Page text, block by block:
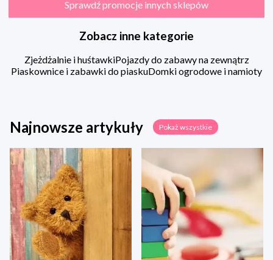
Sprawdź promocje innych sklepów
Zobacz inne kategorie
Zjeżdżalnie i huśtawkiPojazdy do zabawy na zewnątrz
Piaskownice i zabawki do piaskuDomki ogrodowe i namioty
Najnowsze artykuły Pokaż wszystkie